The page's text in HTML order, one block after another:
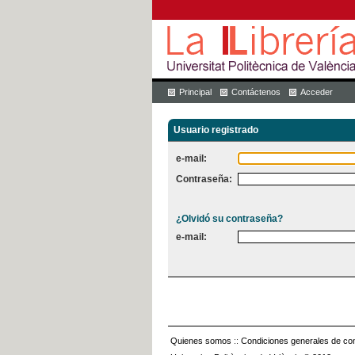
Principal Contáctenos Acceder
Usuario registrado
e-mail:
Contraseña:
¿Olvidó su contraseña?
e-mail:
Quienes somos :: Condiciones generales de